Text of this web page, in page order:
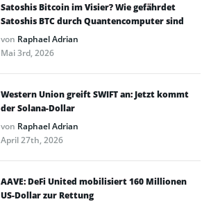
Satoshis Bitcoin im Visier? Wie gefährdet
Satoshis BTC durch Quantencomputer sind
von Raphael Adrian
Mai 3rd, 2026
Western Union greift SWIFT an: Jetzt kommt
der Solana-Dollar
von Raphael Adrian
April 27th, 2026
AAVE: DeFi United mobilisiert 160 Millionen
US-Dollar zur Rettung